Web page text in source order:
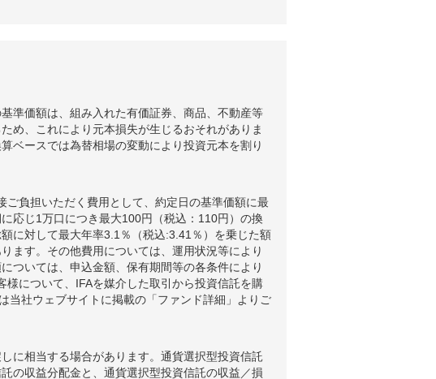
準価額は、組み入れた有価証券、商品、不動産等
め、これにより元本損失が生じるおそれがありま
ベースでは為替相場の変動により投資元本を割り
負担いただく費用として、約定日の基準価額に最
応じ1万口につき最大100円（税込：110円）の換
に対して最大年率3.1％（税込:3.41％）を乗じた額
ます。その他費用については、運用状況等により
ついては、申込金額、保有期間等の各条件により
について、IFAを媒介した取引から投資信託を購
当社ウェブサイトに掲載の「ファンド詳細」よりご
に相当する場合があります。通貨選択型投資信託
の収益分配金と、通貨選択型投資信託の収益／損